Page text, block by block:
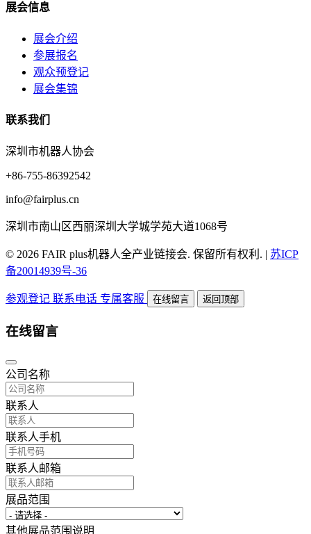
展会信息
展会介绍
参展报名
观众预登记
展会集锦
联系我们
深圳市机器人协会
+86-755-86392542
info@fairplus.cn
深圳市南山区西丽深圳大学城学苑大道1068号
© 2026 FAIR plus机器人全产业链接会. 保留所有权利. | 苏ICP
备20014939号-36
参观登记 联系电话 专属客服 在线留言 返回顶部
在线留言
公司名称
联系人
联系人手机
联系人邮箱
展品范围
其他展品范围说明